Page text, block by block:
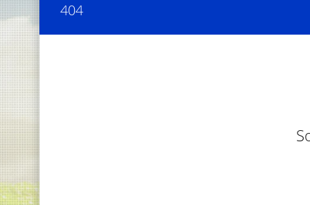
404